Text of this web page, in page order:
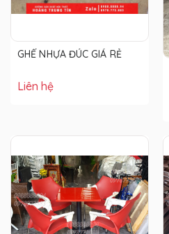
GHẾ NHỰA ĐÚC GIÁ RẺ
Liên hệ